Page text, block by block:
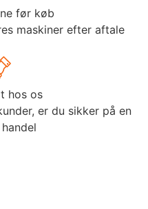
før køb
maskiner efter aftale
hos os
er du sikker på en